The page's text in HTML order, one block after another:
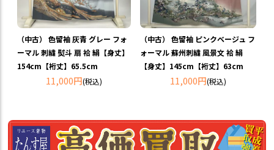
（中古） 色留袖 灰青 グレー フォ
ーマル 刺繍 熨斗 扇 袷 絹【身丈】
154cm【裄丈】65.5cm
11,000円(税込)
（中古） 色留袖 ピンクベージュ フ
ォーマル 蘇州刺繍 風景文 袷 絹
【身丈】145cm【裄丈】63cm
11,000円(税込)